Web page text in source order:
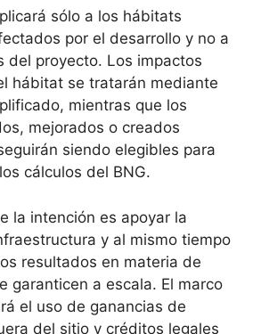
sólo a los hábitats
por el desarrollo y no a
del proyecto. Los impactos
hábitat se tratarán mediante
mientras que los
mejorados o creados
siendo elegibles para
cálculos del BNG.
la intención es apoyar la
y al mismo tiempo
resultados en materia de
garanticen a escala. El marco
el uso de ganancias de
del sitio y créditos legales